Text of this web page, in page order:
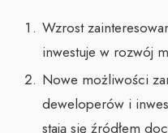
Wzrost
inwestuje w rozwój
Nowe możliwości
deweloperów i
stają się źródłem